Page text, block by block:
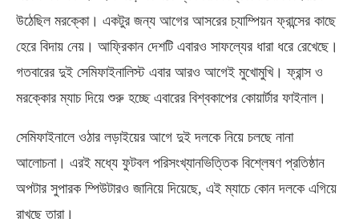
উঠেছিল মরক্কো। একটুর জন্য আগের আসরের চ্যাম্পিয়ন ফ্রান্সের কাছে
হেরে বিদায় নেয়। আফ্রিকান দেশটি এবারও সাফল্যের ধারা ধরে রেখেছে।
গতবারের দুই সেমিফাইনালিস্ট এবার আরও আগেই মুখোমুখি। ফ্রান্স ও
মরক্কোর ম্যাচ দিয়ে শুরু হচ্ছে এবারের বিশ্বকাপের কোয়ার্টার ফাইনাল।
সেমিফাইনালে ওঠার লড়াইয়ের আগে দুই দলকে নিয়ে চলছে নানা
আলোচনা। এরই মধ্যে ফুটবল পরিসংখ্যানভিত্তিক বিশ্লেষণ প্রতিষ্ঠান
অপটার সুপারক ম্পিউটারও জানিয়ে দিয়েছে, এই ম্যাচে কোন দলকে এগিয়ে
রাখছে তারা।